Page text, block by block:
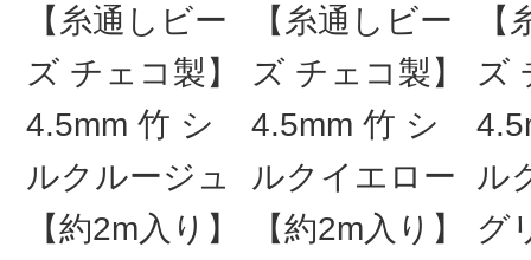
【糸通しビー
ズ チェコ製】
4.5mm 竹 シ
ルクルージュ
【約2m入り】
【糸通しビー
ズ チェコ製】
4.5mm 竹 シ
ルクイエロー
【約2m入り】
ズ
ル
グ